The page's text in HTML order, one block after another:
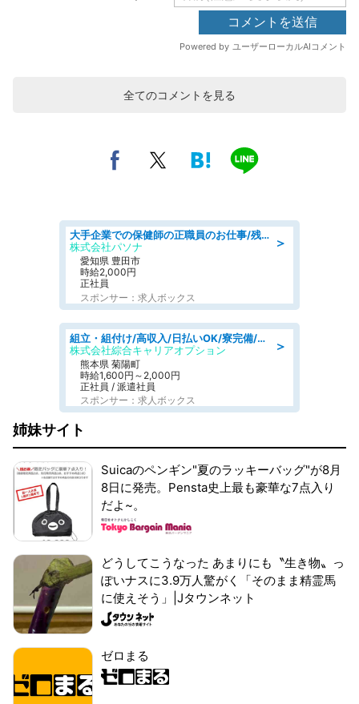
全てのコメントを見る
＞
大手企業での保健師の正職員のお仕事/残業なし/要資格:保健師
株式会社パソナ
愛知県 豊田市
時給2,000円
正社員
スポンサー：求人ボックス
＞
組立・組付け/高収入/日払いOK/寮完備/交替制/20・30・40代活躍中
株式会社綜合キャリアオプション
熊本県 菊陽町
時給1,600円～2,000円
正社員 / 派遣社員
スポンサー：求人ボックス
姉妹サイト
Suicaのペンギン"夏のラッキーバッグ"が8月
8日に発売。Pensta史上最も豪華な7点入り
だよ~。
どうしてこうなった あまりにも〝生き物〟っ
ぽいナスに3.9万人驚がく「そのまま精霊馬
に使えそう」|Jタウンネット
ゼロまる